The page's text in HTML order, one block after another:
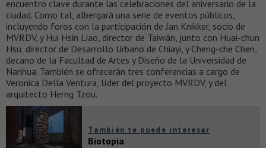
encuentro clave durante las celebraciones del aniversario de la
ciudad. Como tal, albergará una serie de eventos públicos,
incluyendo foros con la participación de Jan Knikker, socio de
MVRDV, y Hui Hsin Liao, director de Taiwán, junto con Huai-chun
Hsu, director de Desarrollo Urbano de Chiayi, y Cheng-che Chen,
decano de la Facultad de Artes y Diseño de la Universidad de
Nanhua. También se ofrecerán tres conferencias a cargo de
Veronica Della Ventura, líder del proyecto MVRDV, y del
arquitecto Herng Tzou.
También te puede interesar
Biotopia